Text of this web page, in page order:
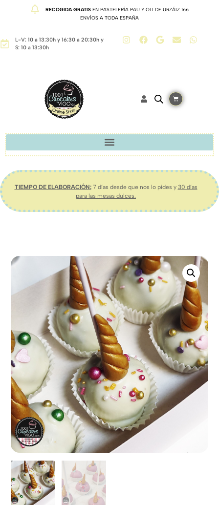
RECOGIDA GRATISEN PASTELERÍA PAU Y OLI DE URZÁIZ 166
ENVÍOS A TODA ESPAÑA
L-V: 10 a 13:30h y 16:30 a 20:30h y
S: 10 a 13:30h
TIEMPO DE ELABORACIÓN:7 días desde que nos lo pides y 30 días
para las mesas dulces.